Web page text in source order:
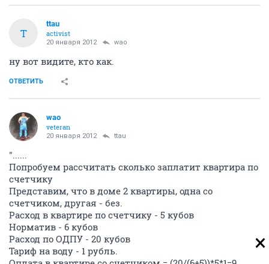
T
ttau
activist
20 января 2012 wao
ну вот видите, кто как.
ОТВЕТИТЬ
wao
veteran
20 января 2012 ttau
"......
Попробуем рассчитать сколько заплатит квартира по
счетчику
Представим, что в доме 2 квартиры, одна со
счетчиком, другая - без.
Расход в квартире по счетчику - 5 кубов
Норматив - 6 кубов
Расход по ОДПУ - 20 кубов
Тариф на воду - 1 рубль.